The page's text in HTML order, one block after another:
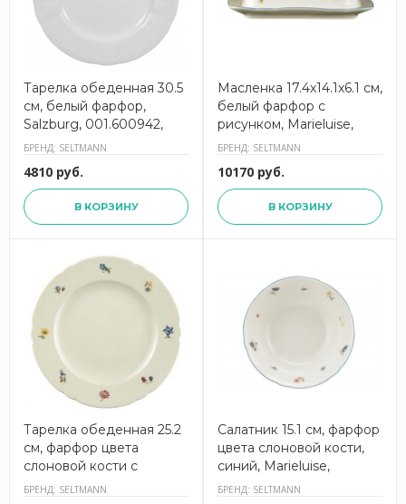
Тарелка обеденная 30.5
см, белый фарфор,
Salzburg, 001.600942,
SELTMANN
БРЕНД: SELTMANN
4810 руб.
В КОРЗИНУ
Масленка 17.4х14.1х6.1 см,
белый фарфор с
рисунком, Marieluise,
001.293222, SELTMANN
БРЕНД: SELTMANN
10170 руб.
В КОРЗИНУ
Тарелка обеденная 25.2
см, фарфор цвета
слоновой кости с
рисунком Marieluise,
БРЕНД: SELTMANN
Салатник 15.1 см, фарфор
цвета слоновой кости,
синий, Marieluise,
001.292094(4003106008532),
БРЕНД: SELTMANN